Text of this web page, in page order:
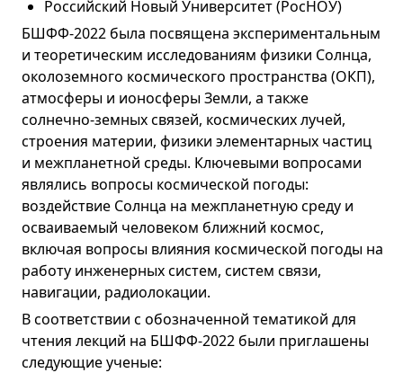
Российский Новый Университет (РосНОУ)
БШФФ-2022 была посвящена экспериментальным
и теоретическим исследованиям физики Солнца,
околоземного космического пространства (ОКП),
атмосферы и ионосферы Земли, а также
солнечно-земных связей, космических лучей,
строения материи, физики элементарных частиц
и межпланетной среды. Ключевыми вопросами
являлись вопросы космической погоды:
воздействие Солнца на межпланетную среду и
осваиваемый человеком ближний космос,
включая вопросы влияния космической погоды на
работу инженерных систем, систем связи,
навигации, радиолокации.
В соответствии с обозначенной тематикой для
чтения лекций на БШФФ-2022 были приглашены
следующие ученые: